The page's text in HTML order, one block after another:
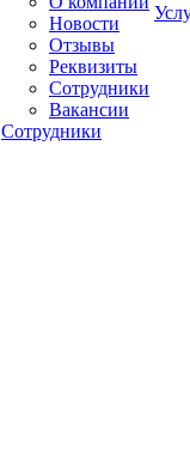
Новости
Отзывы
Реквизиты
Сотрудники
Вакансии
Сотрудники